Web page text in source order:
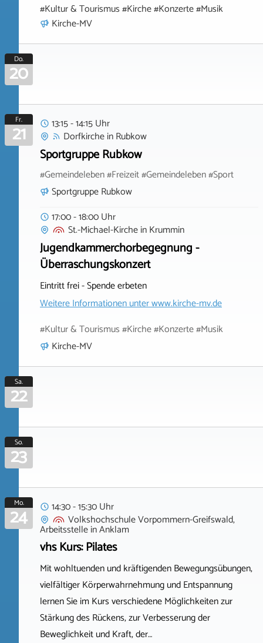
#Kultur & Tourismus #Kirche #Konzerte #Musik
Kirche-MV
Do.
20
Fr.
21
13:15 - 14:15 Uhr
DorfkircheinRubkow
Sportgruppe Rubkow
#Gemeindeleben #Freizeit #Gemeindeleben #Sport
Sportgruppe Rubkow
17:00 - 18:00 Uhr
St.-Michael-KircheinKrummin
Jugendkammerchorbegegnung -
Überraschungskonzert
Eintritt frei - Spende erbeten
Weitere Informationen unterwww.kirche-mv.de
#Kultur & Tourismus #Kirche #Konzerte #Musik
Kirche-MV
Sa.
22
So.
23
Mo.
24
14:30 - 15:30 Uhr
Volkshochschule Vorpommern-Greifswald,
ArbeitsstelleinAnklam
vhs Kurs: Pilates
Mit wohltuenden und kräftigenden Bewegungsübungen,
vielfältiger Körperwahrnehmung und Entspannung
lernen Sie im Kurs verschiedene Möglichkeiten zur
Stärkung des Rückens, zur Verbesserung der
Beweglichkeit und Kraft, der…